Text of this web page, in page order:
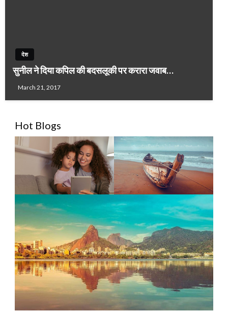
देश
सुनील ने दिया कपिल की बदसलूकी पर करारा जवाब…
March 21, 2017
Hot Blogs